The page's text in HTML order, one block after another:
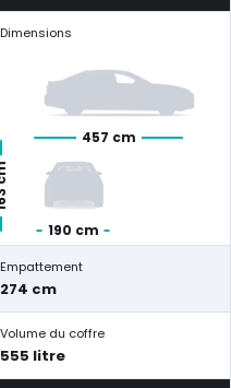
Dimensions
457 cm
190 cm
Empattement
274 cm
Volume du coffre
555 litre